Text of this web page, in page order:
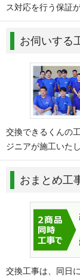
ス対応を行う保証
お伺いする
交換できるくんの
ジニアが施工いた
おまとめ工
交換工事は、同日